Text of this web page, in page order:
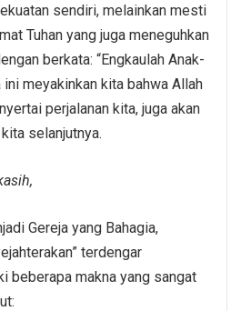
sendiri, melainkan mesti
Tuhan yang juga meneguhkan
berkata: “Engkaulah Anak-
ini meyakinkan kita bahwa Allah
perjalanan kita, juga akan
selanjutnya.
Gereja yang Bahagia,
terdengar
beberapa makna yang sangat